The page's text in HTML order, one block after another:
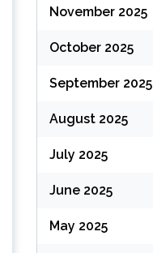
November 2025
October 2025
September 2025
August 2025
July 2025
June 2025
May 2025